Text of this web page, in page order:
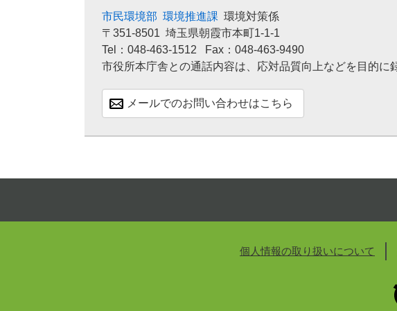
市民環境部 環境推進課 環境対策係
〒351-8501 埼玉県朝霞市本町1-1-1
Tel：048-463-1512
Fax：048-463-9490
市役所本庁舎との通話内容は、応対品質向上などを目的に
メールでのお問い合わせはこちら
個人情報の取り扱いについて